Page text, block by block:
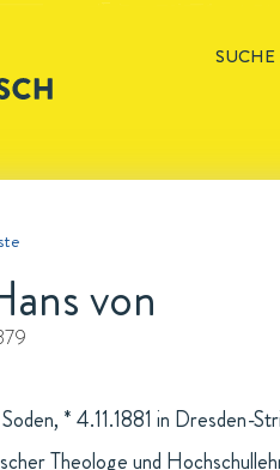
SUCHE
von
* 4.11.1881 in Dresden-
Theologe und